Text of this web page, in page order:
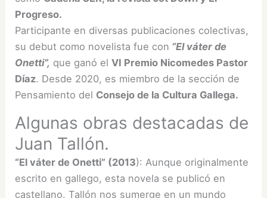
Progreso.
Participante en diversas publicaciones colectivas,
su debut como novelista fue con “El váter de
Onetti”, que ganó elVI Premio Nicomedes Pastor
Díaz. Desde 2020, es miembro de la sección de
Pensamiento del Consejo de la Cultura Gallega.
Algunas obras destacadas de
Juan Tallón.
“El váter de Onetti” (2013): Aunque originalmente
escrito en gallego, esta novela se publicó en
castellano. Tallón nos sumerge en un mundo